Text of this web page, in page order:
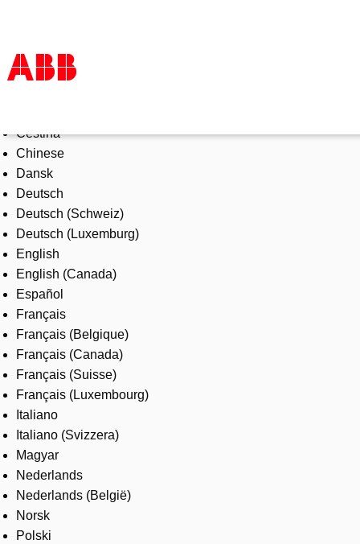
Products & Solutions
Industries
Services
About us
Where to buy
Contact us
Careers
Čeština
Chinese
Dansk
Deutsch
Deutsch (Schweiz)
Deutsch (Luxemburg)
English
English (Canada)
Español
Français
Français (Belgique)
Français (Canada)
Français (Suisse)
Français (Luxembourg)
Italiano
Italiano (Svizzera)
Magyar
Nederlands
Nederlands (België)
Norsk
Polski